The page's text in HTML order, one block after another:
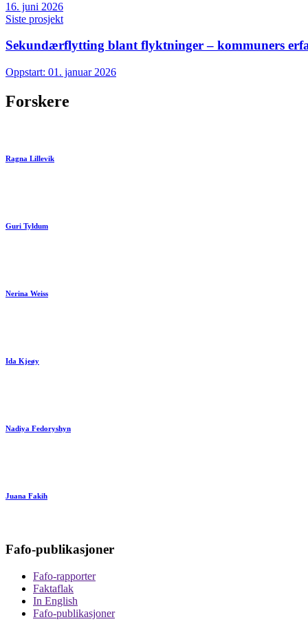
16. juni 2026
Siste prosjekt
Sekundærflytting blant flyktninger – kommuners
Oppstart: 01. januar 2026
Forskere
Ragna Lillevik
Guri Tyldum
Nerina Weiss
Ida Kjeøy
Nadiya Fedoryshyn
Juana Fakih
Fafo-publikasjoner
Fafo-rapporter
Faktaflak
In English
Fafo-publikasjoner